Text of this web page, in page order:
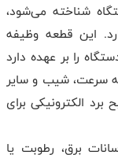
شناخته می‌شود،
این قطعه وظیفه
را بر عهده دارد
سرعت، شیب و سایر
الکترونیکی برای
برق، رطوبت یا